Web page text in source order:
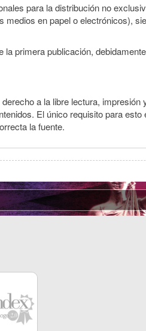
para la distribución no
en papel o electrónicos),
primera publicación,
a la libre lectura, impresión
El único requisito para
la fuente.